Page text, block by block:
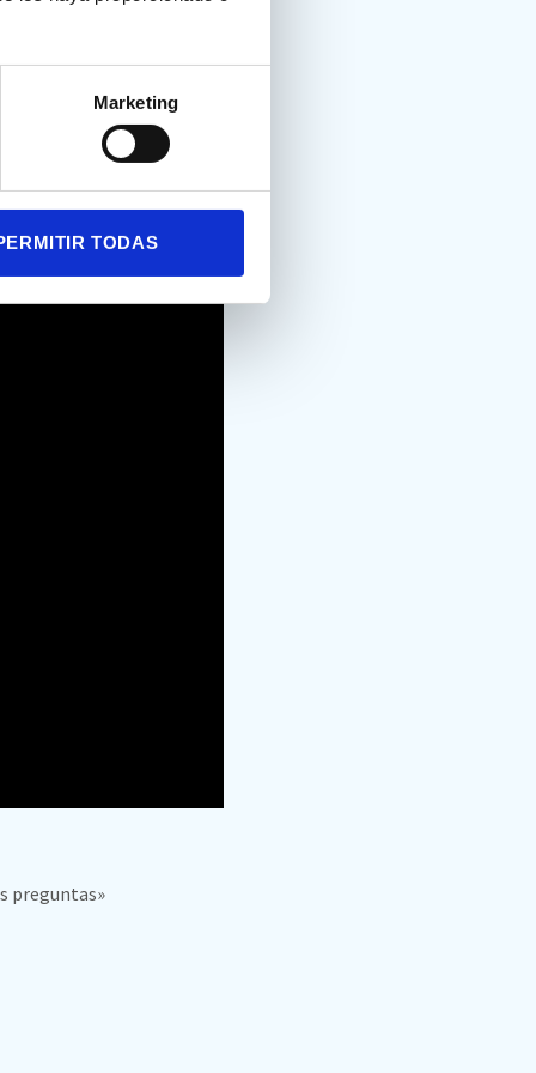
Marketing
TODAS
del TDAH en
la personalidad de un
cuenta durante la
es muy
en el adulto: la
preguntas»